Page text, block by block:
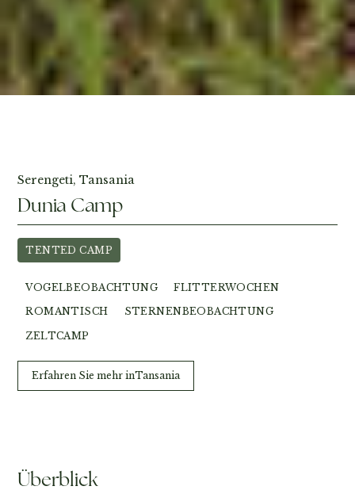
Serengeti, Tansania
Dunia Camp
TENTED CAMP
VOGELBEOBACHTUNG FLITTERWOCHEN
ROMANTISCH STERNENBEOBACHTUNG
ZELTCAMP
Erfahren Sie mehr inTansania
Überblick